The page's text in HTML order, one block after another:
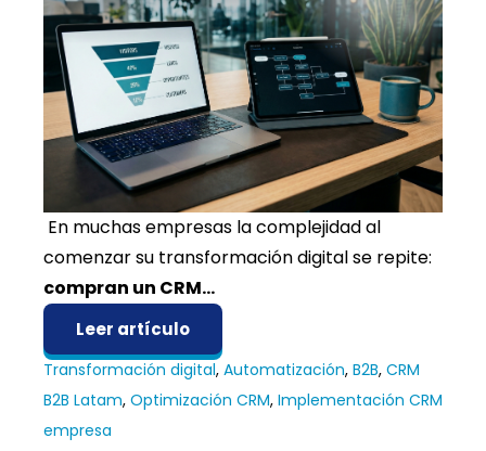
En muchas empresas la complejidad al
comenzar su transformación digital se repite:
compran un CRM...
Leer artículo
Transformación digital, Automatización, B2B, CRM
B2B Latam, Optimización CRM, Implementación CRM
empresa